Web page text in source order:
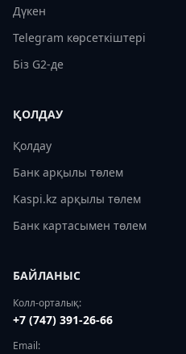
Дүкен
Telegram көрсеткіштері
Біз G2-де
ҚОЛДАУ
Қолдау
Банк арқылы төлем
Kaspi.kz арқылы төлем
Банк картасымен төлем
БАЙЛАНЫС
Колл-орталық:
+7 (747) 391-26-66
Email: